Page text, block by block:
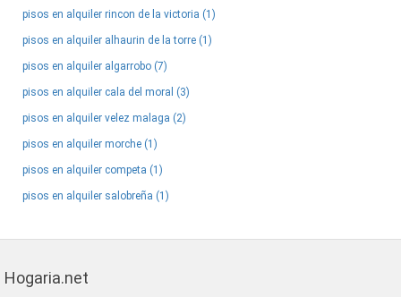
pisos en alquiler rincon de la victoria (1)
pisos en alquiler alhaurin de la torre (1)
pisos en alquiler algarrobo (7)
pisos en alquiler cala del moral (3)
pisos en alquiler velez malaga (2)
pisos en alquiler morche (1)
pisos en alquiler competa (1)
pisos en alquiler salobreña (1)
Hogaria.net